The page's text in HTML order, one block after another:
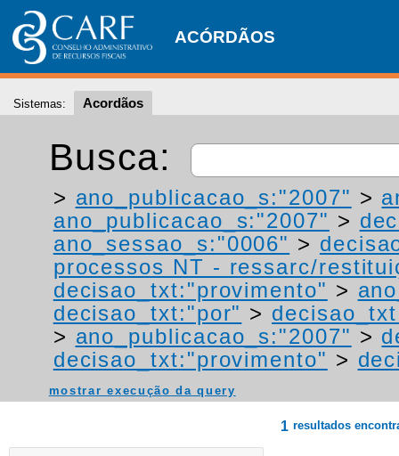
ACÓRDÃOS
Sistemas: Acordãos
Busca:
> ano_publicacao_s:"2007" >
ano_publicacao_s:"2007" >
ano_sessao_s:"0006" >
processos NT - ressarc/
decisao_txt:"provimento" >
decisao_txt:"por" >
> ano_publicacao_s:"2007" >
decisao_txt:"provimento" >
mostrar execução da query
1 resultados